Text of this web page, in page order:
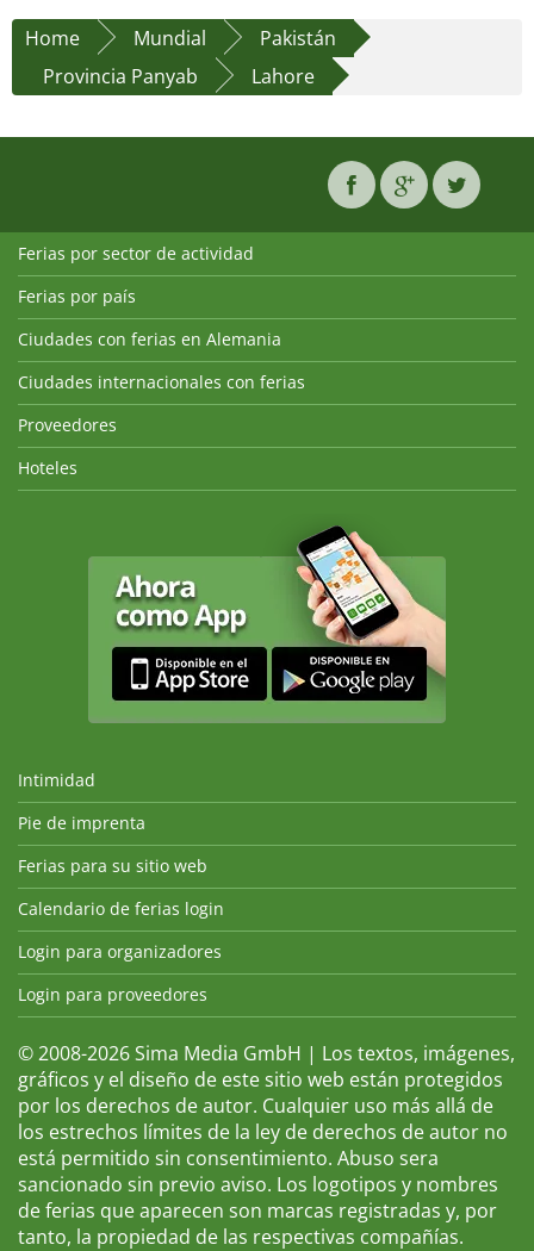
Home Mundial
Pakistán
Provincia Panyab
Lahore
Ferias por sector de actividad
Ferias por país
Ciudades con ferias en Alemania
Ciudades internacionales con ferias
Proveedores
Hoteles
Intimidad
Pie de imprenta
Ferias para su sitio web
Calendario de ferias login
Login para organizadores
Login para proveedores
© 2008-2026 Sima Media GmbH | Los textos, imágenes,
gráficos y el diseño de este sitio web están protegidos
por los derechos de autor. Cualquier uso más allá de
los estrechos límites de la ley de derechos de autor no
está permitido sin consentimiento. Abuso sera
sancionado sin previo aviso. Los logotipos y nombres
de ferias que aparecen son marcas registradas y, por
tanto, la propiedad de las respectivas compañías.